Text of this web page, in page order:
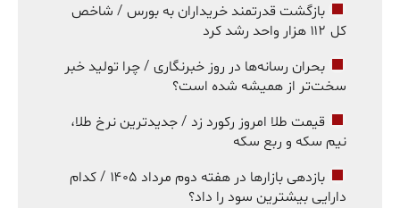
بازگشت قدرتمند خریداران به بورس / شاخص
کل ۱۱۲ هزار واحد رشد کرد
بحران رسانه‌ها در روز خبرنگاری / چرا تولید خبر
سخت‌تر از همیشه شده است؟
قیمت طلا امروز رکورد زد / جدیدترین نرخ طلا،
نیم سکه و ربع سکه
بازدهی بازارها در هفته دوم مرداد ۱۴۰۵ / کدام
دارایی بیشترین سود را داد؟